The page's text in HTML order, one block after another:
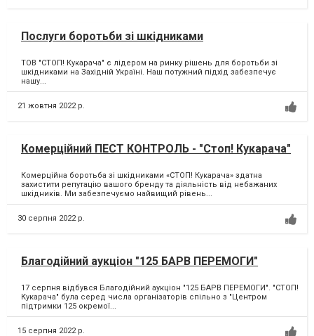
Послуги боротьби зі шкідниками
ТОВ "СТОП! Кукарача" є лідером на ринку рішень для боротьби зі
шкідниками на Західній Україні. Наш потужний підхід забезпечує
нашу...
21 жовтня 2022 р.
Комерційний ПЕСТ КОНТРОЛЬ - "Стоп! Кукарача"
Комерційна боротьба зі шкідниками «СТОП! Кукарача» здатна
захистити репутацію вашого бренду та діяльність від небажаних
шкідників. Ми забезпечуємо найвищий рівень...
30 серпня 2022 р.
Благодійний аукціон "125 БАРВ ПЕРЕМОГИ"
17 серпня відбувся Благодійний аукціон "125 БАРВ ПЕРЕМОГИ". "СТОП!
Кукарача" була серед числа організаторів спільно з "Центром
підтримки 125 окремої...
15 серпня 2022 р.